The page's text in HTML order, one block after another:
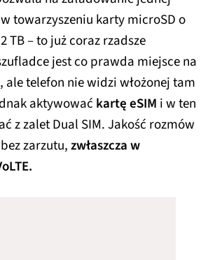
1055 99,70%
350 99,40%
344,7
690 99,60% 891,4
w towarzyszeniu karty microSD o
TB – to już coraz rzadsze
jest co prawda miejsce na
ale telefon nie widzi włożonej tam
aktywować kartę eSIM i w ten
z zalet Dual SIM. Jakość rozmów
zarzutu,zwłaszcza w